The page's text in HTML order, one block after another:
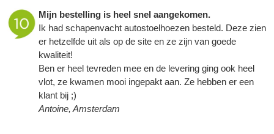
Mijn bestelling is heel snel aangekomen.
Ik had schapenvacht autostoelhoezen besteld. Deze zien
er hetzelfde uit als op de site en ze zijn van goede
kwaliteit!
Ben er heel tevreden mee en de levering ging ook heel
vlot, ze kwamen mooi ingepakt aan. Ze hebben er een
klant bij ;)
Antoine, Amsterdam